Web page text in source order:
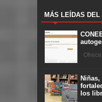
MÁS LEÍDAS DEL
los